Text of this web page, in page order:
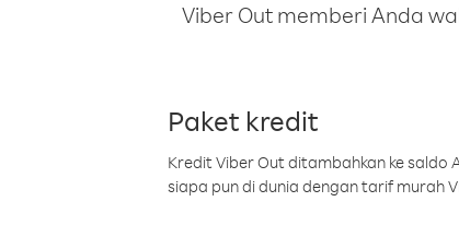
Viber Out memberi Anda
Paket kredit
Kredit Viber Out ditambahkan ke saldo
siapa pun di dunia dengan tarif murah